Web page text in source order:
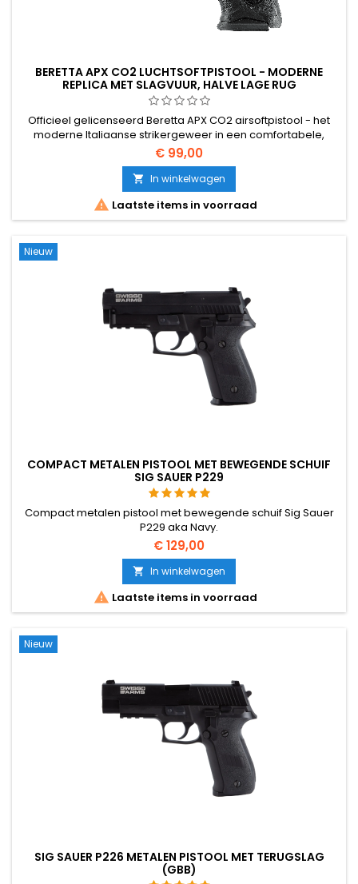
BERETTA APX CO2 LUCHTSOFTPISTOOL - MODERNE
REPLICA MET SLAGVUUR, HALVE LAGE RUG
Officieel gelicenseerd Beretta APX CO2 airsoftpistool - het
moderne Italiaanse strikergeweer in een comfortabele,
modulaire grip. Metalen schuif met halve terugslag voor
visuele feedback en zuinig gasgebruik. 190 mm, 685 g,
magazijn voor 15 ronden, ~1,4 J. Het moderne pistool voor
serieuze airsoftspelers.
€ 99,00
 In winkelwagen
 Laatste items in voorraad
Nieuw
COMPACT METALEN PISTOOL MET BEWEGENDE SCHUIF
SIG SAUER P229
Compact metalen pistool met bewegende schuif Sig Sauer
P229 aka Navy.
€ 129,00
 In winkelwagen
 Laatste items in voorraad
Nieuw
SIG SAUER P226 METALEN PISTOOL MET TERUGSLAG
(GBB)